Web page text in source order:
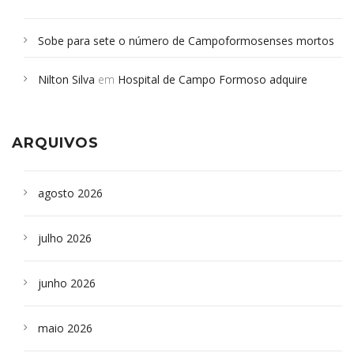
Sobe para sete o número de Campoformosenses mortos
Campoformosenses que morreram em desabamentos são
Nilton Silva em Hospital de Campo Formoso adquire
ARQUIVOS
agosto 2026
julho 2026
junho 2026
maio 2026